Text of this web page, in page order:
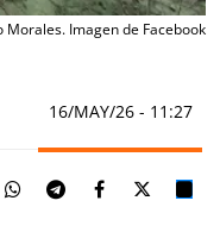
Morales. Imagen de Facebook
16/MAY/26 - 11:27